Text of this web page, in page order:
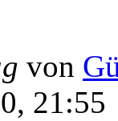
von
21:55